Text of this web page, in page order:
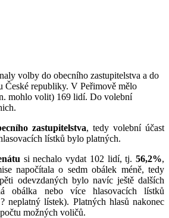
volby do obecního zastupitelstva a do
České republiky. V Peřimově mělo
mohlo volit) 169 lidí. Do volební
zastupitelstva, tedy volební účast
lístků bylo platných.
si nechalo vydat 102 lidí, tj.56,2%,
napočítala o sedm obálek méně, tedy
odevzdaných bylo navíc ještě dalších
obálka nebo více hlasovacích lístků
neplatný lístek). Platných hlasů nakonec
možných voličů.